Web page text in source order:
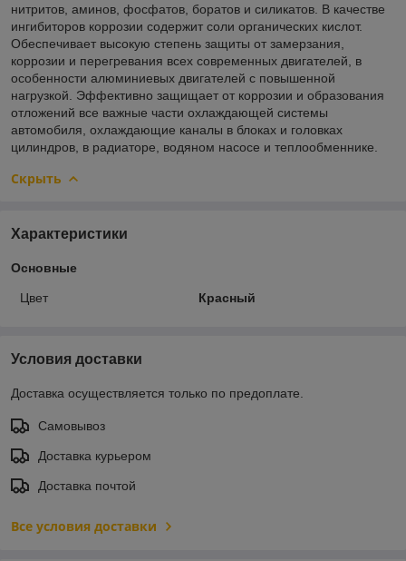
нитритов, аминов, фосфатов, боратов и силикатов. В качестве
ингибиторов коррозии содержит соли органических кислот.
Обеспечивает высокую степень защиты от замерзания,
коррозии и перегревания всех современных двигателей, в
особенности алюминиевых двигателей с повышенной
нагрузкой. Эффективно защищает от коррозии и образования
отложений все важные части охлаждающей системы
автомобиля, охлаждающие каналы в блоках и головках
цилиндров, в радиаторе, водяном насосе и теплообменнике.
Скрыть
Характеристики
Основные
Цвет Красный
Условия доставки
Доставка осуществляется только по предоплате.
Самовывоз
Доставка курьером
Доставка почтой
Все условия доставки